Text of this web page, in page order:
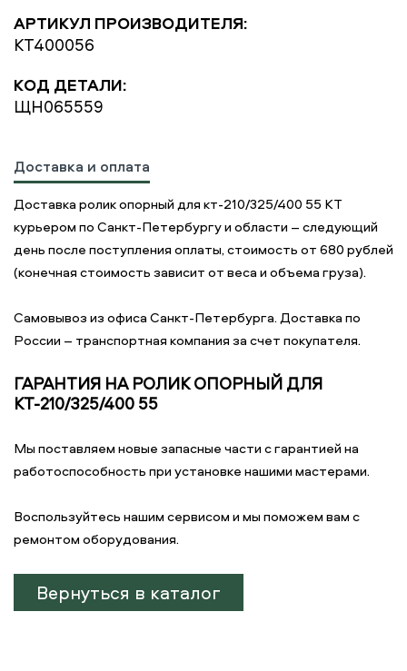
АРТИКУЛ ПРОИЗВОДИТЕЛЯ:
KT400056
КОД ДЕТАЛИ:
ЩН065559
Доставка и оплата
Доставка ролик опорный для кт-210/325/400 55 KT
курьером по Санкт-Петербургу и области – следующий
день после поступления оплаты, стоимость от 680 рублей
(конечная стоимость зависит от веса и объема груза).
Самовывоз из офиса Санкт-Петербурга. Доставка по
России – транспортная компания за счет покупателя.
ГАРАНТИЯ НА РОЛИК ОПОРНЫЙ ДЛЯ
КТ-210/325/400 55
Мы поставляем новые запасные части с гарантией на
работоспособность при установке нашими мастерами.
Воспользуйтесь нашим сервисом и мы поможем вам с
ремонтом оборудования.
Вернуться в каталог